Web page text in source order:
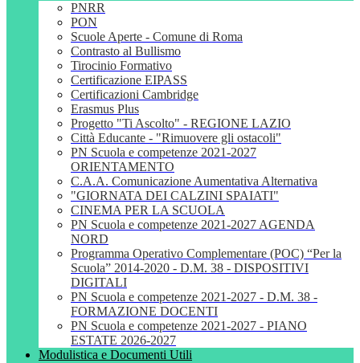
PNRR
PON
Scuole Aperte - Comune di Roma
Contrasto al Bullismo
Tirocinio Formativo
Certificazione EIPASS
Certificazioni Cambridge
Erasmus Plus
Progetto "Ti Ascolto" - REGIONE LAZIO
Città Educante - "Rimuovere gli ostacoli"
PN Scuola e competenze 2021-2027
ORIENTAMENTO
C.A.A. Comunicazione Aumentativa Alternativa
"GIORNATA DEI CALZINI SPAIATI"
CINEMA PER LA SCUOLA
PN Scuola e competenze 2021-2027 AGENDA
NORD
Programma Operativo Complementare (POC) “Per la
Scuola” 2014-2020 - D.M. 38 - DISPOSITIVI
DIGITALI
PN Scuola e competenze 2021-2027 - D.M. 38 -
FORMAZIONE DOCENTI
PN Scuola e competenze 2021-2027 - PIANO
ESTATE 2026-2027
Modulistica e Documenti Utili